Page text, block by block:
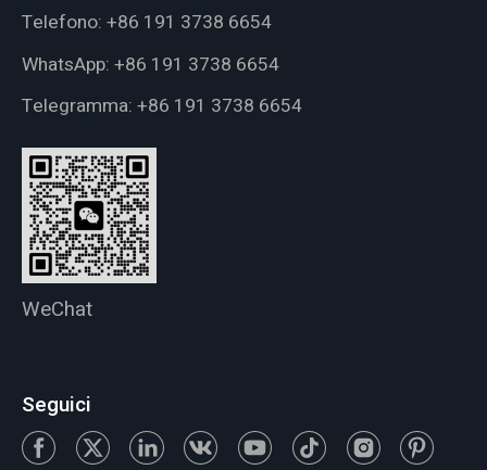
Telefono: +86 191 3738 6654
WhatsApp: +86 191 3738 6654
Telegramma: +86 191 3738 6654
WeChat
Seguici